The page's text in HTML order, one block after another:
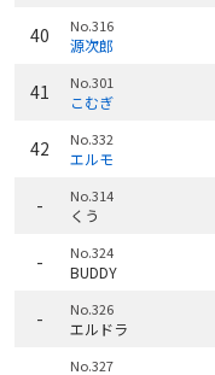
40 No.316
源次郎
41 No.301
こむぎ
42 No.332
エルモ
- No.314
くう
- No.324
BUDDY
- No.326
エルドラ
No.327